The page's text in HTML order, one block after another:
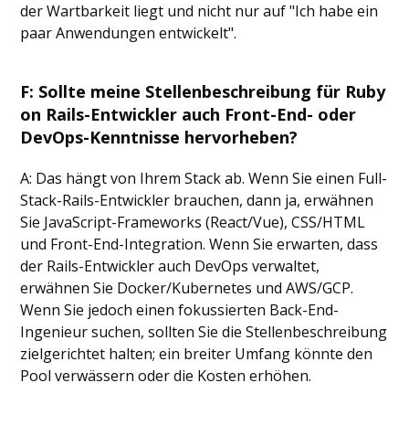
der Wartbarkeit liegt und nicht nur auf "Ich habe ein
paar Anwendungen entwickelt".
F: Sollte meine Stellenbeschreibung für Ruby
on Rails-Entwickler auch Front-End- oder
DevOps-Kenntnisse hervorheben?
A: Das hängt von Ihrem Stack ab. Wenn Sie einen Full-
Stack-Rails-Entwickler brauchen, dann ja, erwähnen
Sie JavaScript-Frameworks (React/Vue), CSS/HTML
und Front-End-Integration. Wenn Sie erwarten, dass
der Rails-Entwickler auch DevOps verwaltet,
erwähnen Sie Docker/Kubernetes und AWS/GCP.
Wenn Sie jedoch einen fokussierten Back-End-
Ingenieur suchen, sollten Sie die Stellenbeschreibung
zielgerichtet halten; ein breiter Umfang könnte den
Pool verwässern oder die Kosten erhöhen.